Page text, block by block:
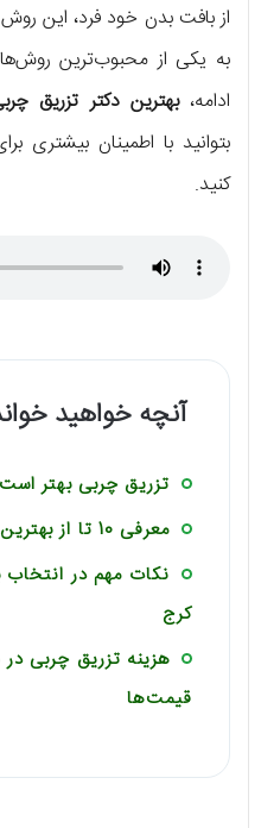
از بافت بدن خود فرد، این
به یکی از محبوب‌ترین
ادامه،بهترین دکتر تزریق
بتوانید با اطمینان بیشتری
کنید.
آنچه خواهید
تزریق چربی بهتر است
معرفی 10 تا از بهترین دکتر تزریق چربی در کرج
نکات مهم در انتخاب
کرج
قیمت‌ها